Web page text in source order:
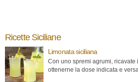
Ricette Siciliane
Limonata siciliana
Con uno spremi agrumi, ricavate
ottenerne la dose indicata e